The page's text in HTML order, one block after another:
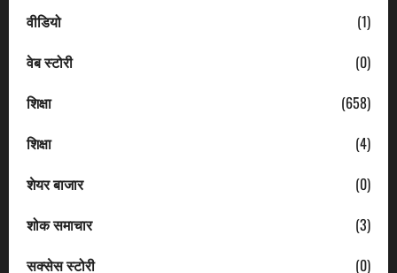
वीडियो
(1)
वेब स्टोरी
(0)
शिक्षा
(658)
शिक्षा
(4)
शेयर बाजार
(0)
शोक समाचार
(3)
सक्सेस स्टोरी
(0)